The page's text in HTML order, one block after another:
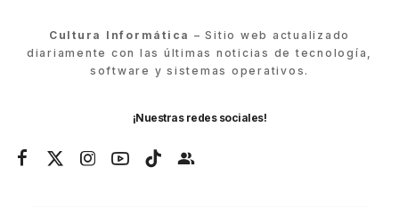
Cultura Informática – Sitio web actualizado
diariamente con las últimas noticias de tecnología,
software y sistemas operativos.
¡Nuestras redes sociales!